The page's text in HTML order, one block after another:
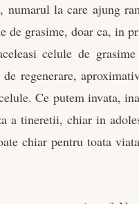
la care ajung
de grasime, doar ca, in
celule de
regenerare,
Ce putem invata,
a tineretii, chiar in
chiar pentru toata